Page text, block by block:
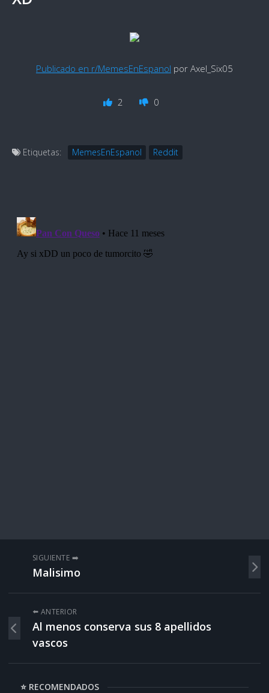
Publicado en r/MemesEnEspanol por Axel_Six05
2 0
Etiquetas: MemesEnEspanol Reddit
SIGUIENTE ➡️
Malisimo
⬅️ ANTERIOR
Al menos conserva sus 8 apellidos
vascos
⭐ RECOMENDADOS